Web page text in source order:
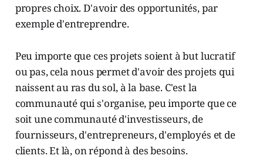
propres choix. D'avoir des opportunités, par
exemple d'entreprendre.
Peu importe que ces projets soient à but lucratif
ou pas, cela nous permet d'avoir des projets qui
naissent au ras du sol, à la base. C'est la
communauté qui s'organise, peu importe que ce
soit une communauté d'investisseurs, de
fournisseurs, d'entrepreneurs, d'employés et de
clients. Et là, on répond à des besoins.